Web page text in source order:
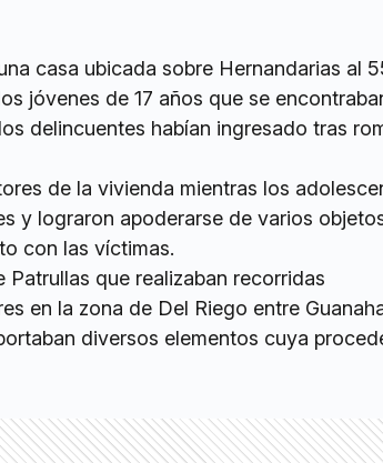
casa ubicada sobre Hernandarias al
jóvenes de 17 años que se
delincuentes habían ingresado tras
de la vivienda mientras los
y lograron apoderarse de varios
con las víctimas.
que realizaban recorridas
en la zona de Del Riego entre
diversos elementos cuya